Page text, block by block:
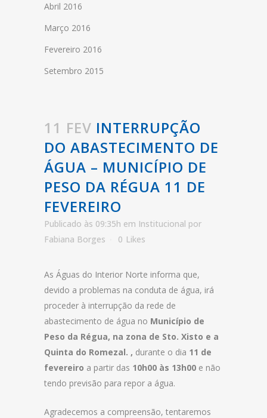
Abril 2016
Março 2016
Fevereiro 2016
Setembro 2015
11 FEV INTERRUPÇÃO
DO ABASTECIMENTO DE
ÁGUA – MUNICÍPIO DE
PESO DA RÉGUA 11 DE
FEVEREIRO
Publicado às 09:35h em Institucional por
Fabiana Borges
0 Likes
As Águas do Interior Norte informa que,
devido a problemas na conduta de água, irá
proceder à interrupção da rede de
abastecimento de água no Município de
Peso da Régua, na zona de Sto. Xisto e a
Quinta do Romezal. , durante o dia 11 de
fevereiro a partir das 10h00 às 13h00 e não
tendo previsão para repor a água.
Agradecemos a compreensão, tentaremos